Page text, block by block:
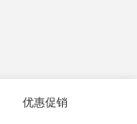
优惠促销